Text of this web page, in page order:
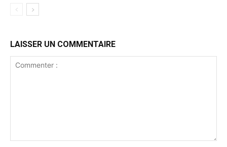
LAISSER UN COMMENTAIRE